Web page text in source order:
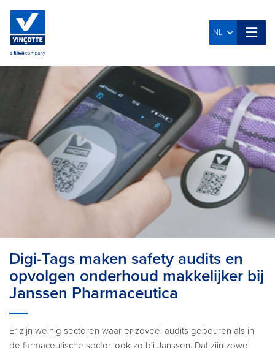
NL
Digi-Tags maken safety audits en
opvolgen onderhoud makkelijker bij
Janssen Pharmaceutica
Er zijn weinig sectoren waar er zoveel audits gebeuren als in
de farmaceutische sector, ook zo bij Janssen. Dat zijn zowel